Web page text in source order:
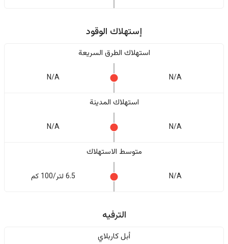
إستهلاك الوقود
استهلاك الطرق السريعة
N/A
N/A
استهلاك المدينة
N/A
N/A
متوسط الاستهلاك
N/A 6.5 لتر/100 كم
الترفيه
أبل كاربلاي